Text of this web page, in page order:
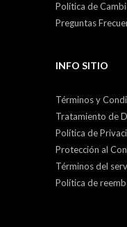
Política de
Preguntas
INFO SITIO
Términos y
Tratamiento de
Política de
Protección al
Términos del
Política de